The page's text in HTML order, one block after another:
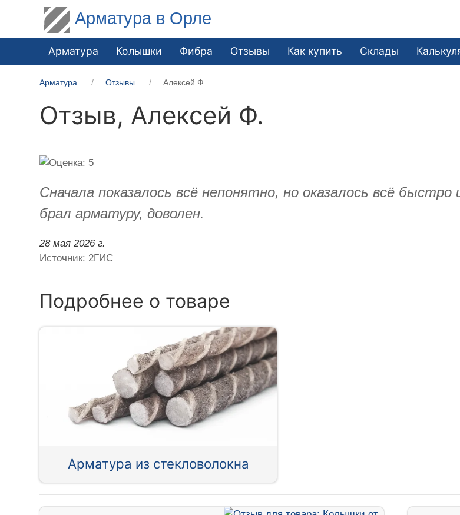
Арматура в Орле
Арматура Колышки Фибра Отзывы Как купить Склады
Арматура Отзывы Алексей Ф.
Отзыв, Алексей Ф.
Сначала показалось всё непонятно, но оказалось всё
брал арматуру, доволен.
28 мая 2026 г.
Источник: 2ГИС
Подробнее о товаре
Арматура из стекловолокна